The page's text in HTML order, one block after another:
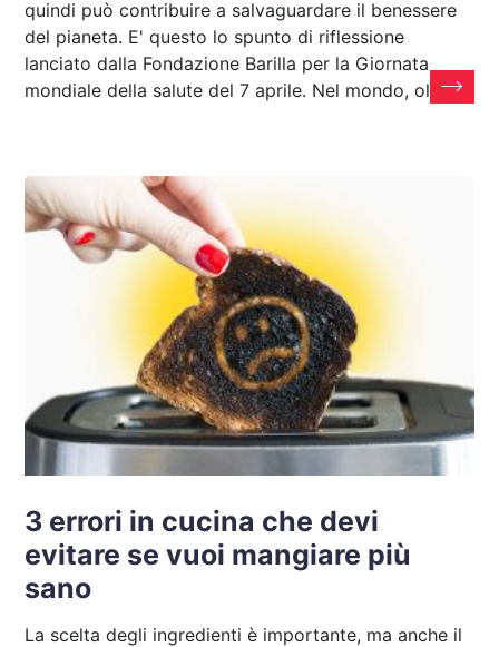
quindi può contribuire a salvaguardare il benessere
del pianeta. E' questo lo spunto di riflessione
lanciato dalla Fondazione Barilla per la Giornata
mondiale della salute del 7 aprile. Nel mondo, oltre
3 errori in cucina che devi
evitare se vuoi mangiare più
sano
La scelta degli ingredienti è importante, ma anche il